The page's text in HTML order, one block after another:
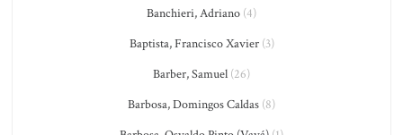
Banchieri, Adriano (4)
Baptista, Francisco Xavier(3)
Barber, Samuel (26)
Barbosa, Domingos Caldas (8)